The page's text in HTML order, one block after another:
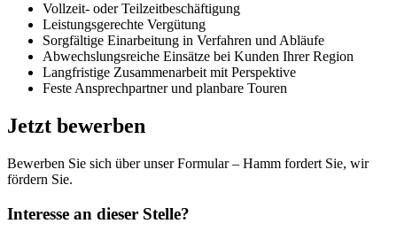
Vollzeit- oder Teilzeitbeschäftigung
Leistungsgerechte Vergütung
Sorgfältige Einarbeitung in Verfahren und Abläufe
Abwechslungsreiche Einsätze bei Kunden Ihrer Region
Langfristige Zusammenarbeit mit Perspektive
Feste Ansprechpartner und planbare Touren
Jetzt bewerben
Bewerben Sie sich über unser Formular – Hamm fordert Sie, wir
fördern Sie.
Interesse an dieser Stelle?